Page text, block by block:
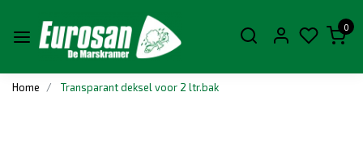
0
Home Transparant deksel voor 2 ltr.bak